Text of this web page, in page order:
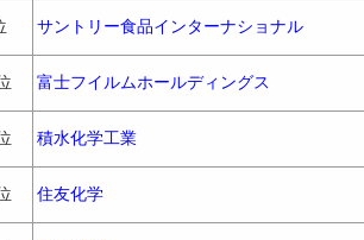
サントリー食品インターナショナル
富士フイルムホールディングス
積水化学工業
住友化学